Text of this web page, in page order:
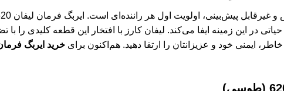
در این زمینه ایفا می‌کند. لیفان کارز با افتخار این قطعه کلیدی را با
ایمنی خود و عزیزانتان را ارتقا دهید. هم‌اکنون برای